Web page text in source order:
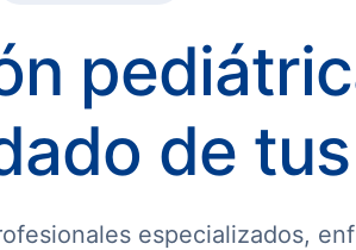
de
especializados,